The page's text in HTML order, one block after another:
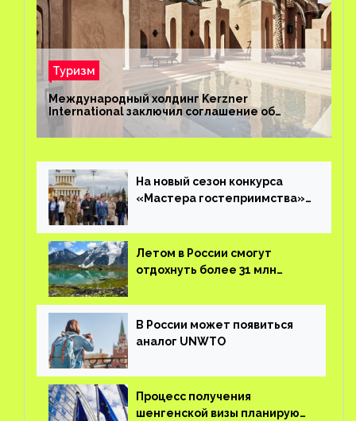
Туризм
Международный холдинг Kerzner
International заключил соглашение об
управлении курортом Bab Al Shams Desert
Resort в Дубае
На новый сезон конкурса
«Мастера гостеприимства»
заявок
Летом в России смогут
отдохнуть более 31 млн
В России может появиться
аналог UNWTO
Процесс получения
шенгенской визы планируют